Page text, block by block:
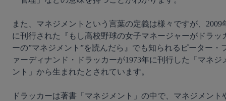
また、マネジメントという言葉の定義は様々ですが、2009
に刊行された『もし高校野球の女子マネージャーがドラッ
ーの”マネジメント”を読んだら』でも知られるピーター・
ァーディナンド・ドラッカーが1973年に刊行した「マネジ
ント」から生まれたとされています。
ドラッカーは著書「マネジメント」の中で、マネジメント